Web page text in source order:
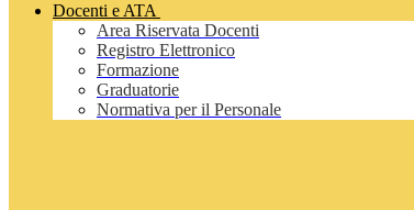
Docenti e ATA
Area Riservata Docenti
Registro Elettronico
Formazione
Graduatorie
Normativa per il Personale